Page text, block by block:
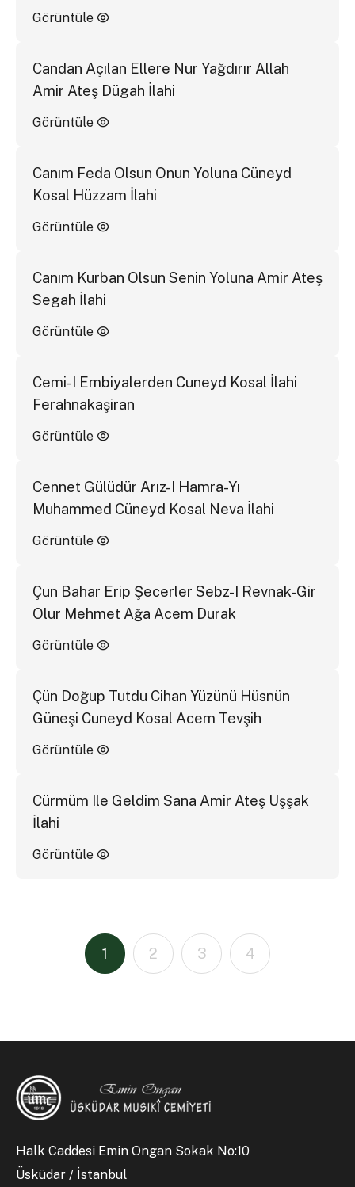
Görüntüle
Candan Açılan Ellere Nur Yağdırır Allah
Amir Ateş Dügah İlahi
Görüntüle
Canım Feda Olsun Onun Yoluna Cüneyd
Kosal Hüzzam İlahi
Görüntüle
Canım Kurban Olsun Senin Yoluna Amir Ateş
Segah İlahi
Görüntüle
Cemi-I Embiyalerden Cuneyd Kosal İlahi
Ferahnakaşiran
Görüntüle
Cennet Gülüdür Arız-I Hamra-Yı
Muhammed Cüneyd Kosal Neva İlahi
Görüntüle
Çun Bahar Erip Şecerler Sebz-I Revnak-Gir
Olur Mehmet Ağa Acem Durak
Görüntüle
Çün Doğup Tutdu Cihan Yüzünü Hüsnün
Güneşi Cuneyd Kosal Acem Tevşih
Görüntüle
Cürmüm Ile Geldim Sana Amir Ateş Uşşak
İlahi
Görüntüle
1 2 3 4
Halk Caddesi Emin Ongan Sokak No:10
Üsküdar / İstanbul